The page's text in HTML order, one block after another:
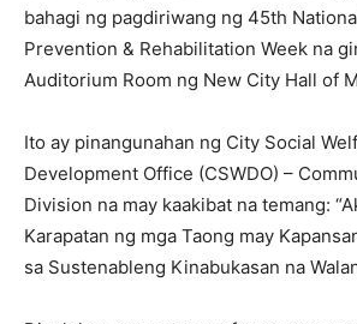
bahagi ng pagdiriwang ng 45th
Prevention & Rehabilitation Week na
Auditorium Room ng New City Hall of
Ito ay pinangunahan ng City Social
Development Office (CSWDO) –
Division na may kaakibat na temang:
Karapatan ng mga Taong may
sa Sustenableng Kinabukasan na